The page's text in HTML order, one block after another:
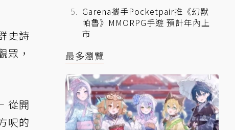
史詩
眾，
從開
呎的
Garena攜手Pocketpair推《幻獸
帕魯》MMORPG手遊 預計年內上
市
最多瀏覽